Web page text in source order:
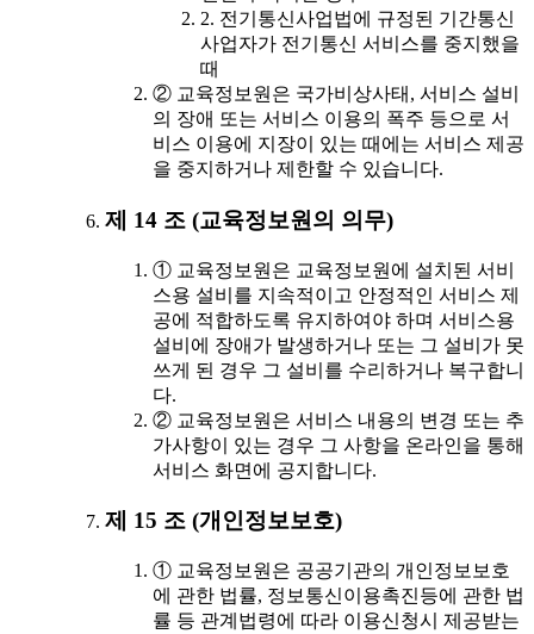
2. 전기통신사업법에 규정된 기간통신
사업자가 전기통신 서비스를 중지했을
때
② 교육정보원은 국가비상사태, 서비스 설비
의 장애 또는 서비스 이용의 폭주 등으로 서
비스 이용에 지장이 있는 때에는 서비스 제공
을 중지하거나 제한할 수 있습니다.
제 14 조 (교육정보원의 의무)
① 교육정보원은 교육정보원에 설치된 서비
스용 설비를 지속적이고 안정적인 서비스 제
공에 적합하도록 유지하여야 하며 서비스용
설비에 장애가 발생하거나 또는 그 설비가 못
쓰게 된 경우 그 설비를 수리하거나 복구합니
다.
② 교육정보원은 서비스 내용의 변경 또는 추
가사항이 있는 경우 그 사항을 온라인을 통해
서비스 화면에 공지합니다.
제 15 조 (개인정보보호)
① 교육정보원은 공공기관의 개인정보보호
에 관한 법률, 정보통신이용촉진등에 관한 법
률 등 관계법령에 따라 이용신청시 제공받는